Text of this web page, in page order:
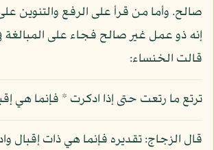
صالح. وأما من قرأ على الرفع والتنوين
إنه ذو عمل غير صالح فجاء على المبالغة
قالت الخنساء:
ترتع ما رتعت حتى إذا ادكرت * فإنما هي إقبال
قال الزجاج: تقديره فإنما هي ذات إقبال